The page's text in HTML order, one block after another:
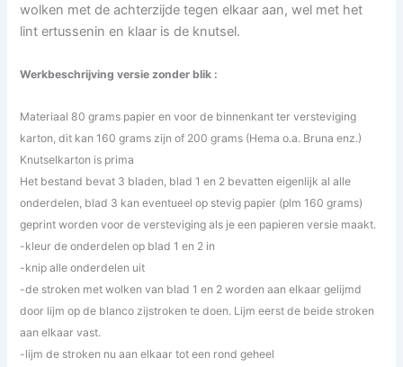
wolken met de achterzijde tegen elkaar aan, wel met het
lint ertussenin en klaar is de knutsel.
Werkbeschrijving versie zonder blik :
Materiaal 80 grams papier en voor de binnenkant ter versteviging
karton, dit kan 160 grams zijn of 200 grams (Hema o.a. Bruna enz.)
Knutselkarton is prima
Het bestand bevat 3 bladen, blad 1 en 2 bevatten eigenlijk al alle
onderdelen, blad 3 kan eventueel op stevig papier (plm 160 grams)
geprint worden voor deversteviging als je een papieren versie maakt.
-kleur de onderdelen op blad 1 en 2 in
-knip alle onderdelen uit
-de stroken met wolken van blad 1 en 2 worden aan elkaar gelijmd
door lijm op de blanco zijstroken te doen. Lijm eerst de beide stroken
aan elkaar vast.
-lijm de stroken nu aan elkaar tot een rond geheel